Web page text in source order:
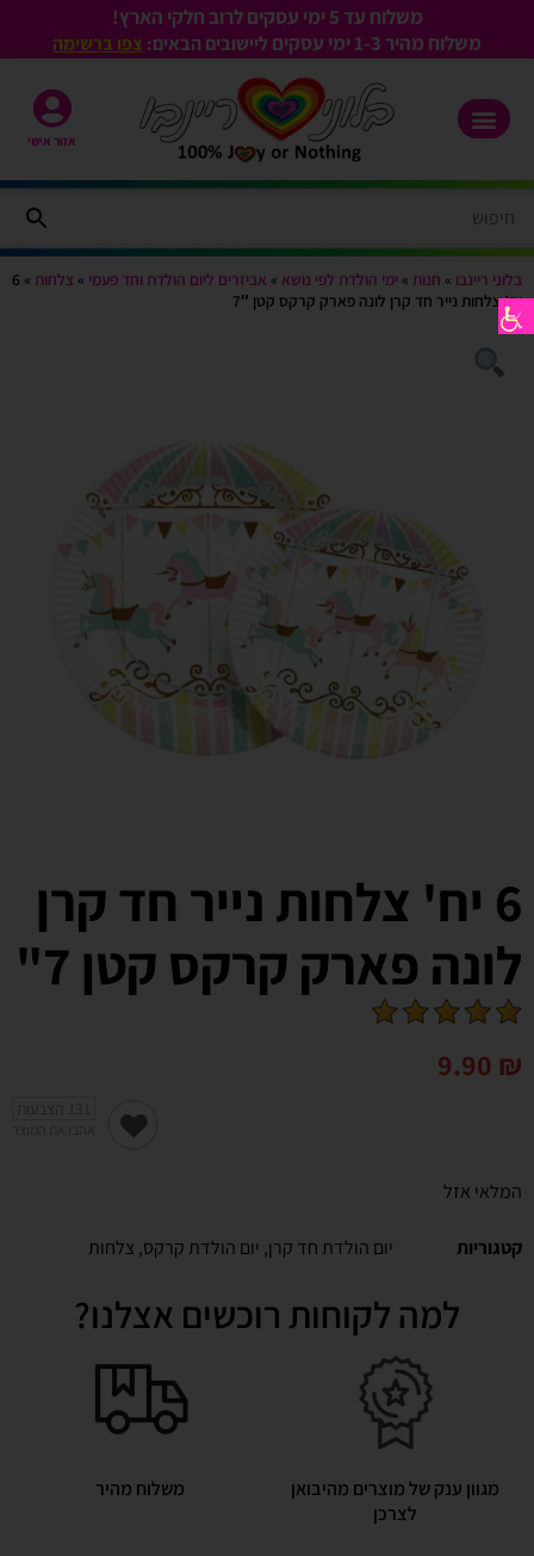
משלוח עד 5 ימי עסקים לרוב חלקי הארץ!
משלוח מהיר 1-3
ימי עסקים ליישובים הבאים: צפו ברשימה
אזור אישי
בלוני ריינבו » חנות » ימי הולדת לפי נושא » אביזרים ליום הולדת וחד פעמי » צלחות »
6
יח’ צלחות נייר חד קרן לונה פארק קרקס קטן 7″
6 יח' צלחות נייר חד קרן
לונה פארק קרקס קטן 7"
9.90 ₪
המלאי אזל
קטגוריות יום הולדת חד קרן, יום הולדת קרקס, צלחות
למה לקוחות רוכשים אצלנו?
מגוון ענק של מוצרים מהיבואן
לצרכן
משלוח מהיר